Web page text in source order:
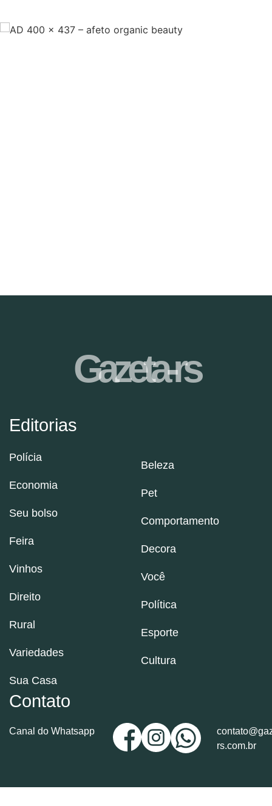
Editorias
Polícia
Economia
Seu bolso
Feira
Vinhos
Direito
Rural
Variedades
Sua Casa
Beleza
Pet
Comportamento
Decora
Você
Política
Esporte
Cultura
Contato
Canal do Whatsapp
rs.com.br
Gazeta-rs